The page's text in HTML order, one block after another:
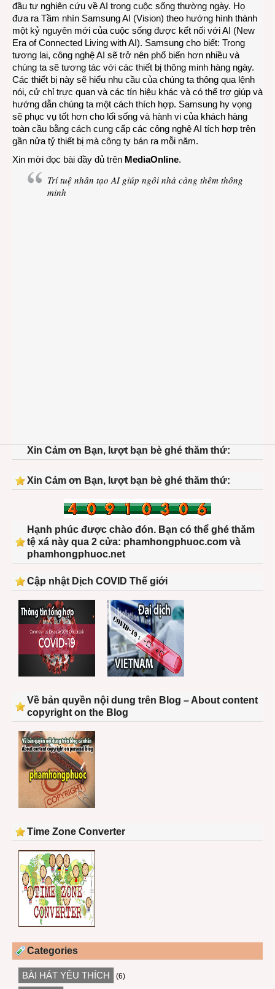
đầu tư nghiên cứu về AI trong cuộc sống thường ngày. Họ
đưa ra Tầm nhìn Samsung AI (Vision) theo hướng hình thành
một kỷ nguyên mới của cuộc sống được kết nối với AI (New
Era of Connected Living with AI). Samsung cho biết: Trong
tương lai, công nghệ AI sẽ trở nên phổ biến hơn nhiều và
chúng ta sẽ tương tác với các thiết bị thông minh hàng ngày.
Các thiết bị này sẽ hiểu nhu cầu của chúng ta thông qua lệnh
nói, cử chỉ trực quan và các tín hiệu khác và có thể trợ giúp và
hướng dẫn chúng ta một cách thích hợp. Samsung hy vọng
sẽ phục vụ tốt hơn cho lối sống và hành vi của khách hàng
toàn cầu bằng cách cung cấp các công nghệ AI tích hợp trên
gần nửa tỷ thiết bị mà công ty bán ra mỗi năm.
Xin mời đọc bài đầy đủ trên MediaOnline.
Trí tuệ nhân tạo AI giúp ngôi nhà càng thêm thông
minh
Xin Cảm ơn Bạn, lượt bạn bè ghé thăm thứ:
Xin Cảm ơn Bạn, lượt bạn bè ghé thăm thứ:
Hạnh phúc được chào đón. Bạn có thể ghé thăm
tệ xá này qua 2 cửa: phamhongphuoc.com và
phamhongphuoc.net
Cập nhật Dịch COVID Thế giới
Về bản quyền nội dung trên Blog – About content
copyright on the Blog
Time Zone Converter
Categories
BÀI HÁT YÊU THÍCH (6)